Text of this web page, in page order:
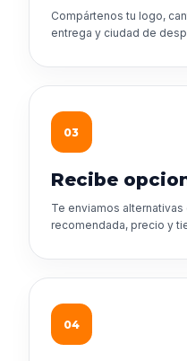
Compártenos tu logo,
entrega y ciudad de
03
Recibe
Te enviamos
recomendada, precio y
04